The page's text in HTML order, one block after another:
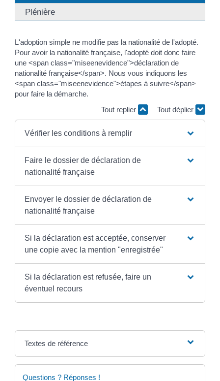
Plénière
L'adoption simple ne modifie pas la nationalité de l'adopté.
Pour avoir la nationalité française, l'adopté doit donc faire
une <span class="miseenevidence">déclaration de
nationalité française</span>. Nous vous indiquons les
<span class="miseenevidence">étapes à suivre</span>
pour faire la démarche.
Tout replier
Tout déplier
Vérifier les conditions à remplir
Faire le dossier de déclaration de
nationalité française
Envoyer le dossier de déclaration de
nationalité française
Si la déclaration est acceptée, conserver
une copie avec la mention "enregistrée"
Si la déclaration est refusée, faire un
éventuel recours
Textes de référence
Questions ? Réponses !